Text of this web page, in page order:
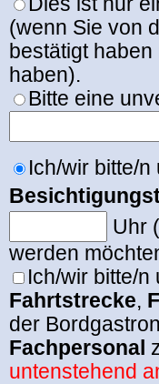
(wenn Sie von
bestätigt
haben).
Bitte eine
Ich/wir bitte/n
Uhr
werden
Ich/wir bitte/n
Fahrtstrecke,
der
Fachpersonal
untenstehend